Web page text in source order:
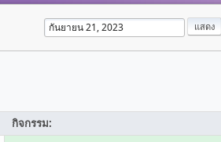
กิจกรรม: